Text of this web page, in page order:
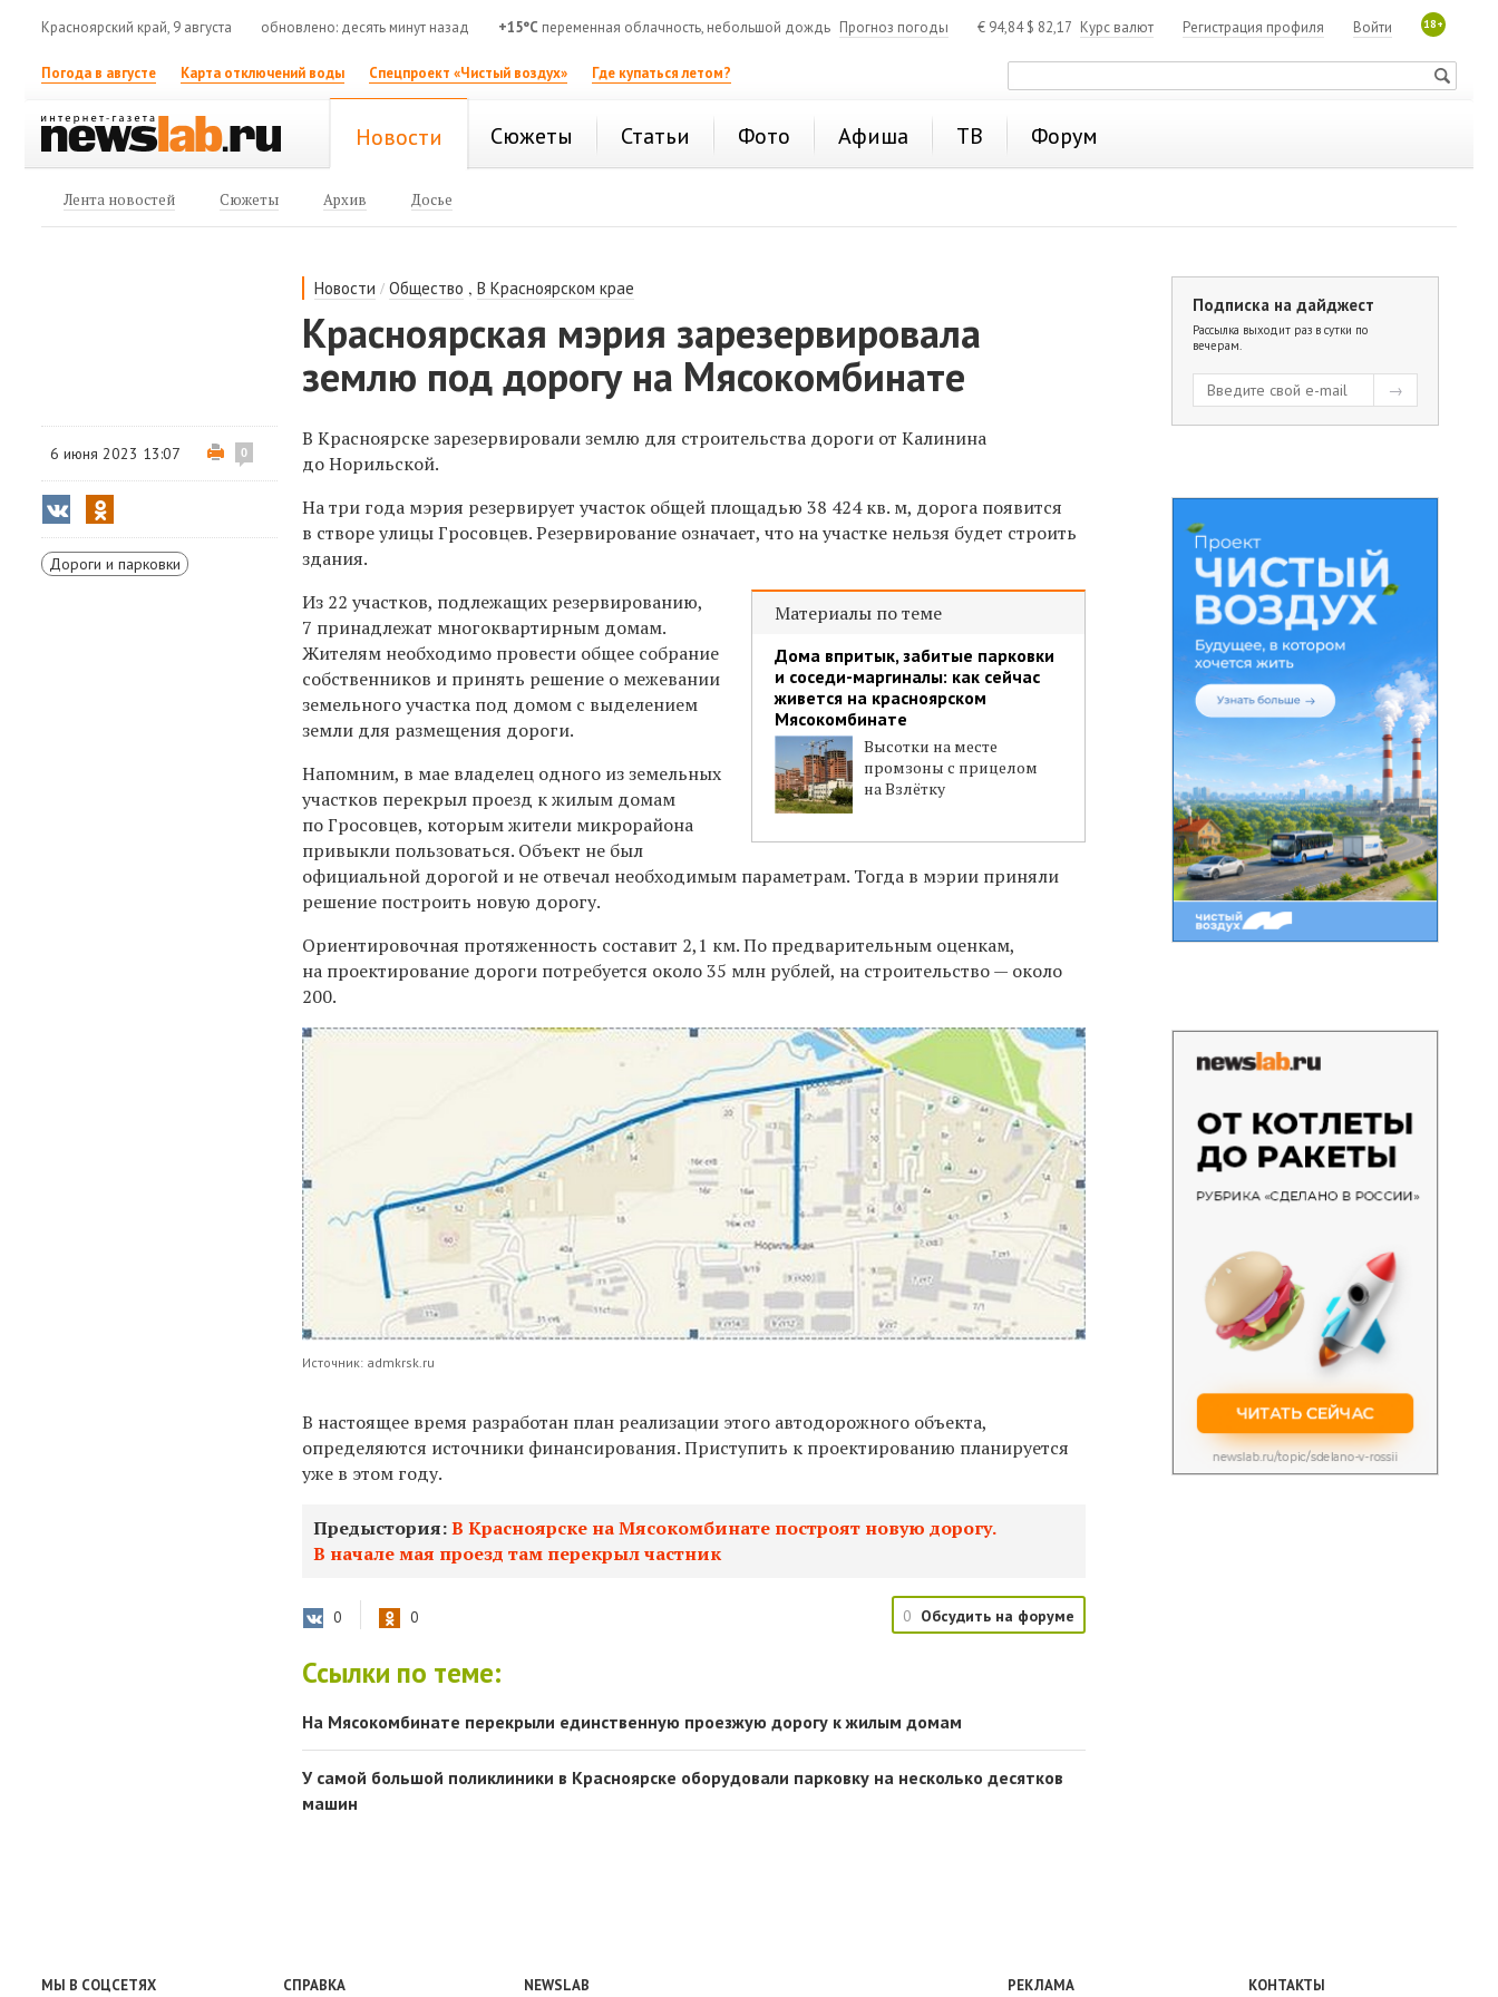
Красноярский край, 9 августа обновлено: десять минут назад +15°C переменная облачность, небольшой дождь Прогноз погоды € 94,84$ 82,17 Курс валют 18+
Войти
Регистрация профиля
Погода в августе Карта отключений воды Спецпроект «Чистый воздух» Где купаться летом?
Новости Сюжеты Статьи Фото Афиша ТВ Форум
Лента новостей Сюжеты Архив Досье
Новости /Общество ,В Красноярском крае
Красноярская мэрия зарезервировала
землю под дорогу на Мясокомбинате
6 июня 2023 13:07 0
Дороги и парковки
В Красноярске зарезервировали землю для строительства дороги от Калинина
до Норильской.
На три года мэрия резервирует участок общей площадью 38 424 кв. м, дорога появится
в створе улицы Гросовцев. Резервирование означает, что на участке нельзя будет строить
здания.
Материалы по теме
Дома впритык, забитые парковки
и соседи-маргиналы: как сейчас
живется на красноярском
Мясокомбинате
Высотки на месте
промзоны с прицелом
на Взлётку
Из 22 участков, подлежащих резервированию,
7 принадлежат многоквартирным домам.
Жителям необходимо провести общее собрание
собственников и принять решение о межевании
земельного участка под домом с выделением
земли для размещения дороги.
Напомним, в мае владелец одного из земельных
участков перекрыл проезд к жилым домам
по Гросовцев, которым жители микрорайона
привыкли пользоваться. Объект не был
официальной дорогой и не отвечал необходимым параметрам. Тогда в мэрии приняли
решение построить новую дорогу.
Ориентировочная протяженность составит 2,1 км. По предварительным оценкам,
на проектирование дороги потребуется около 35 млн рублей, на строительство — около
200.
Источник: admkrsk.ru
​В настоящее время разработан план реализации этого автодорожного объекта,
определяются источники финансирования. Приступить к проектированию планируется
уже в этом году.
Предыстория:В Красноярске на Мясокомбинате построят новую дорогу.
В начале мая проезд там перекрыл частник
0 0 0 Обсудить на форуме
Ссылки по теме:
На Мясокомбинате перекрыли единственную проезжую дорогу к жилым домам
У самой большой поликлиники в Красноярске оборудовали парковку на несколько десятков
машин
Подписка на дайджест
Рассылка выходит раз в сутки по
вечерам.
МЫ В СОЦСЕТЯХ СПРАВКА NEWSLAB РЕКЛАМА КОНТАКТЫ